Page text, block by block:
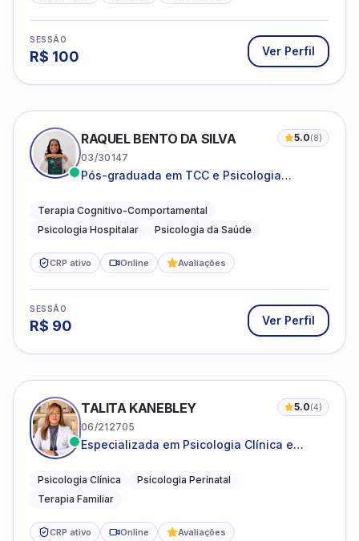
SESSÃO
R$ 100 Ver Perfil
RAQUEL BENTO DA SILVA 5.0(8)
03/30147
Pós-graduada em TCC e Psicologia
Terapia Cognitivo-Comportamental
Psicologia Hospitalar
Psicologia da Saúde
CRP ativo Online Avaliações
SESSÃO
R$ 90 Ver Perfil
TALITA KANEBLEY 5.0(4)
06/212705
Especializada em Psicologia Clínica e
famílias
Psicologia Clínica
Psicologia Perinatal
Terapia Familiar
CRP ativo Online Avaliações